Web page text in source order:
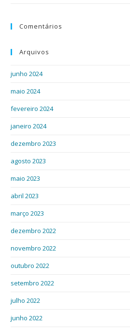
Comentários
Arquivos
junho 2024
maio 2024
fevereiro 2024
janeiro 2024
dezembro 2023
agosto 2023
maio 2023
abril 2023
março 2023
dezembro 2022
novembro 2022
outubro 2022
setembro 2022
julho 2022
junho 2022